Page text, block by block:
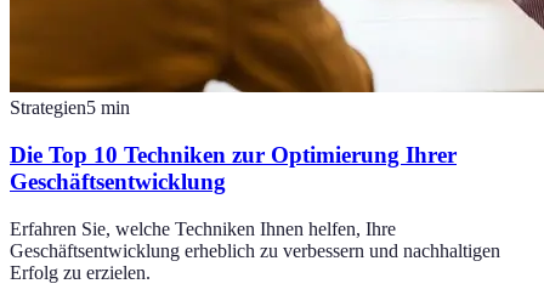
Strategien5 min
Die Top 10 Techniken zur Optimierung Ihrer
Geschäftsentwicklung
Erfahren Sie, welche Techniken Ihnen helfen, Ihre
Geschäftsentwicklung erheblich zu verbessern und nachhaltigen
Erfolg zu erzielen.